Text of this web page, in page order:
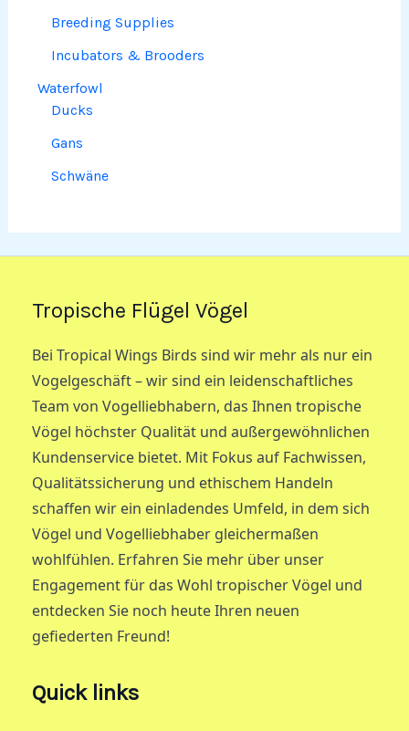
Breeding Supplies
Incubators & Brooders
Waterfowl
Ducks
Gans
Schwäne
Tropische Flügel Vögel
Bei Tropical Wings Birds sind wir mehr als nur ein
Vogelgeschäft – wir sind ein leidenschaftliches
Team von Vogelliebhabern, das Ihnen tropische
Vögel höchster Qualität und außergewöhnlichen
Kundenservice bietet. Mit Fokus auf Fachwissen,
Qualitätssicherung und ethischem Handeln
schaffen wir ein einladendes Umfeld, in dem sich
Vögel und Vogelliebhaber gleichermaßen
wohlfühlen. Erfahren Sie mehr über unser
Engagement für das Wohl tropischer Vögel und
entdecken Sie noch heute Ihren neuen
gefiederten Freund!
Quick links